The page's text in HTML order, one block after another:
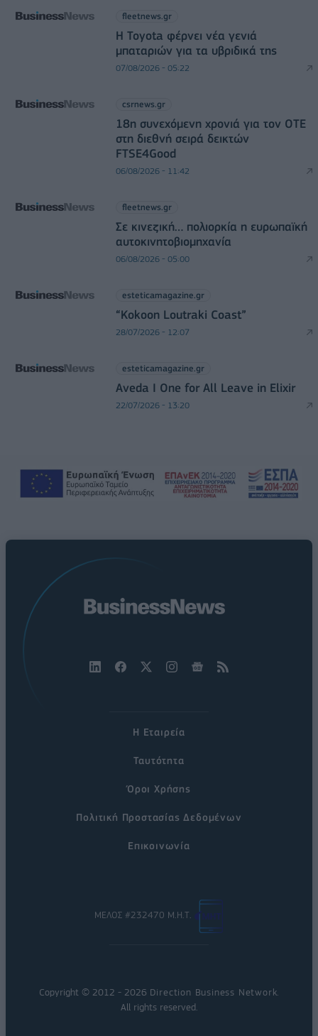
fleetnews.gr
Η Toyota φέρνει νέα γενιά
μπαταριών για τα υβριδικά της
07/08/2026 - 05:22
csrnews.gr
18η συνεχόμενη χρονιά για τον ΟΤΕ
στη διεθνή σειρά δεικτών
FTSE4Good
06/08/2026 - 11:42
fleetnews.gr
Σε κινεζική… πολιορκία η ευρωπαϊκή
αυτοκινητοβιομηχανία
06/08/2026 - 05:00
esteticamagazine.gr
“Kokoon Loutraki Coast”
28/07/2026 - 12:07
esteticamagazine.gr
Aveda I One for All Leave in Elixir
22/07/2026 - 13:20
Η Εταιρεία
Ταυτότητα
Όροι Χρήσης
Πολιτική Προστασίας Δεδομένων
Επικοινωνία
ΜΕΛΟΣ #232470 Μ.Η.Τ.
Copyright © 2012 - 2026 Direction Business Network
All rights reserved.